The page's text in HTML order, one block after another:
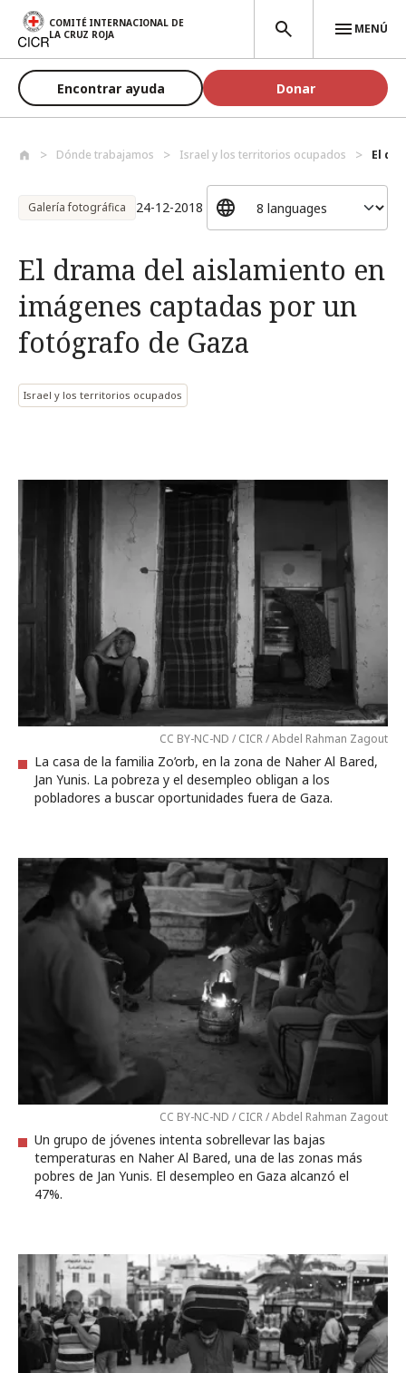
Pasar al contenido principal
COMITÉ INTERNACIONAL DE
LA CRUZ ROJA
MENÚ
Encontrar ayuda Donar
Dónde trabajamos Israel y los territorios ocupados El
Galería fotográfica 24-12-2018
El drama del aislamiento en
imágenes captadas por un
fotógrafo de Gaza
Israel y los territorios ocupados
CC BY-NC-ND / CICR / Abdel Rahman Zagout
La casa de la familia Zo’orb, en la zona de Naher Al Bared,
Jan Yunis. La pobreza y el desempleo obligan a los
pobladores a buscar oportunidades fuera de Gaza.
CC BY-NC-ND / CICR / Abdel Rahman Zagout
Un grupo de jóvenes intenta sobrellevar las bajas
temperaturas en Naher Al Bared, una de las zonas más
pobres de Jan Yunis. El desempleo en Gaza alcanzó el
47%.